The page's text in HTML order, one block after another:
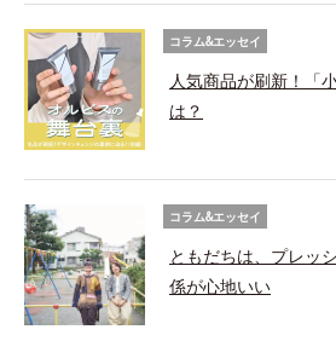
コラム&エッセイ
人気商品が刷新！「
は？
コラム&エッセイ
ともだちは、プレッ
係が心地いい